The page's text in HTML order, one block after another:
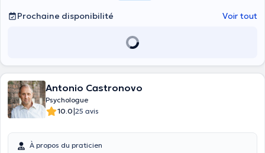
Prochaine disponibilité Voir tout
Antonio Castronovo
Psychologue
10.0|25 avis
À propos du praticien